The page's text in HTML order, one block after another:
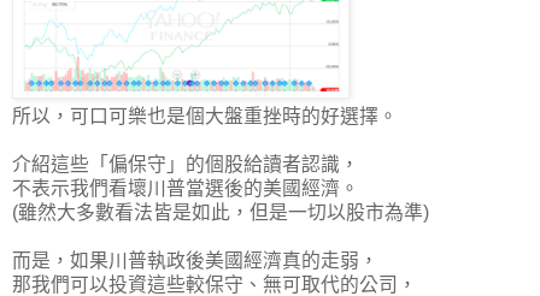
所以，可口可樂也是個大盤重挫時的好選擇。
介紹這些「偏保守」的個股給讀者認識，
不表示我們看壞川普當選後的美國經濟。
(雖然大多數看法皆是如此，但是一切以股市為準)
而是，如果川普執政後美國經濟真的走弱，
那我們可以投資這些較保守、無可取代的公司，